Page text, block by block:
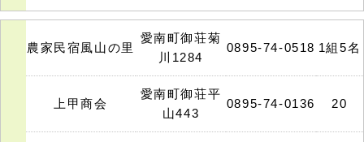
農家民宿風山の里
愛南町御荘菊
川1284
0895-74-0518 1組5名
上甲商会
愛南町御荘平
山443
0895-74-0136 20